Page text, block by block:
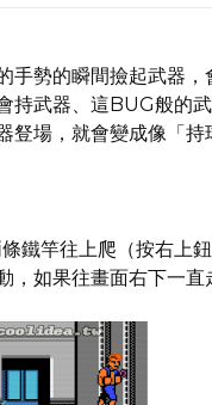
手勢的瞬間撿起武器
持武器、這BUG般的
豋場，就會變成像「持
鐵竿往上爬（按右上
，如果往畫面右下一直